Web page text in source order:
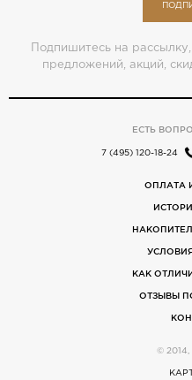
Подпишитесь на
предложений, акций,
ЕСТЬ
7 (495) 120-18-24
ОПЛАТА
КАК
ОТЗЫВЫ
© 2014,